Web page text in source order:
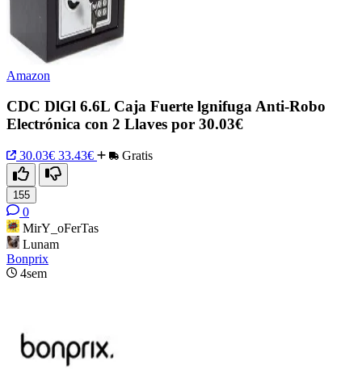
Amazon
CDC DlGl 6.6L Caja Fuerte lgnifuga Anti-Robo
Electrónica con 2 Llaves por 30.03€
30.03€ 33.43€ Gratis
155
0
MirY_oFerTas
Lunam
Bonprix
4sem